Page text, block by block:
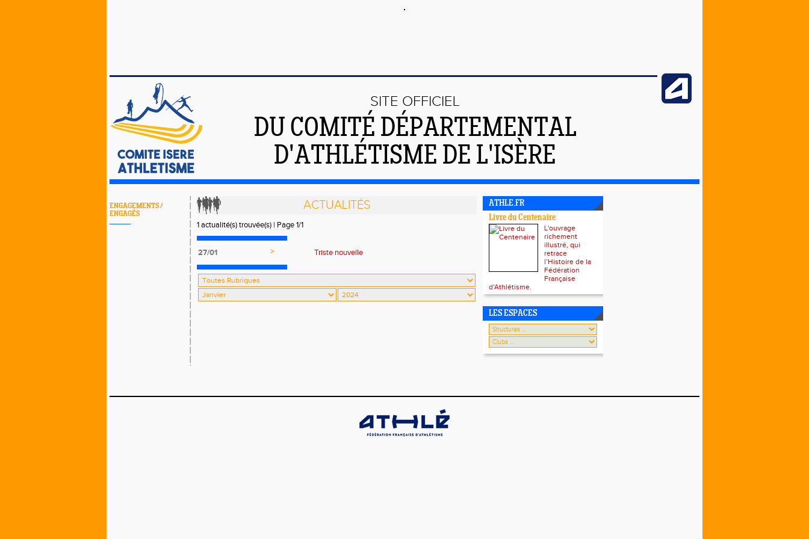
SITE OFFICIEL
DU COMITÉ DÉPARTEMENTAL
D'ATHLÉTISME DE L'ISÈRE
ENGAGEMENTS /
ENGAGÉS
ACTUALITÉS
1 actualité(s) trouvée(s) | Page 1/1
27/01 > Triste nouvelle
ATHLE.FR
Livre du Centenaire
L'ouvrage
richement
illustré, qui
retrace
l’Histoire de la
Fédération
Française
d'Athlétisme.
LES ESPACES